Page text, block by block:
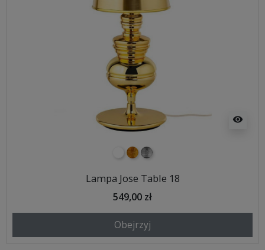
visibility
białyzłotysrebrny
Lampa Jose Table 18
549,00 zł
Obejrzyj